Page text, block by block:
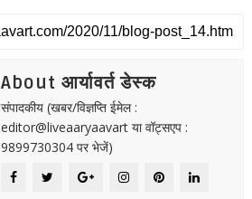
About आर्यावर्त डेस्क
संपादकीय (खबर/विज्ञप्ति ईमेल :
editor@liveaaryaavart या वॉट्सएप :
9899730304 पर भेजें)